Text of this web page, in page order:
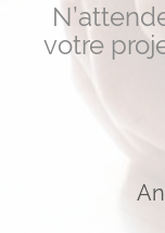
votre